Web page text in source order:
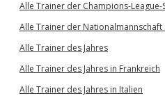
Alle Trainer der Champions-League-
Alle Trainer der Nationalmannschaft
Alle Trainer des Jahres
Alle Trainer des Jahres in Frankreich
Alle Trainer des Jahres in Italien